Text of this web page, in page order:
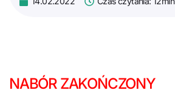
NABÓR ZAKOŃCZONY